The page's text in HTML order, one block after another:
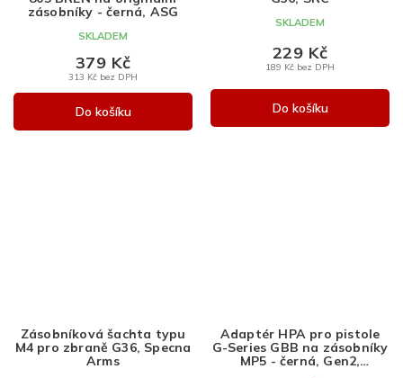
zásobníky - černá, ASG
SKLADEM
313 Kč bez DPH
379 Kč
Do košíku
SKLADEM
189 Kč bez DPH
229 Kč
Do košíku
Zásobníková šachta typu
M4 pro zbraně G36, Specna
Arms
Adaptér HPA pro pistole
G-Series GBB na zásobníky
MP5 - černá, Gen2,